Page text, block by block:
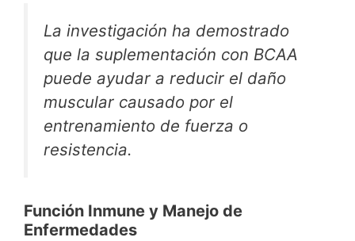
La investigación ha demostrado
que la suplementación con BCAA
puede ayudar a reducir el daño
muscular causado por el
entrenamiento de fuerza o
resistencia.
Función Inmune y Manejo de
Enfermedades